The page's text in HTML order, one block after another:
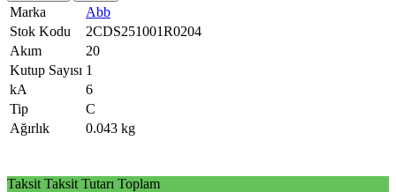
Marka
Abb
Stok Kodu
2CDS251001R0204
Akım
20
Kutup Sayısı 1
kA
6
Tip
C
Ağırlık
0.043 kg
Taksit Taksit Tutarı Toplam